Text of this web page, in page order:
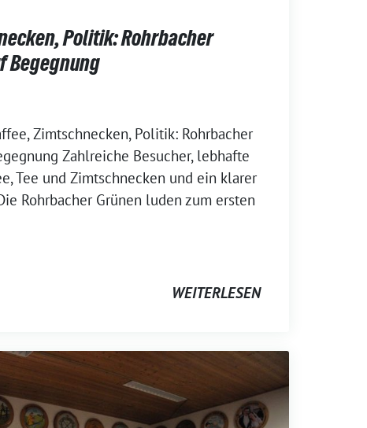
Politik: Rohrbacher
Begegnung
Zimtschnecken, Politik: Rohrbacher
Zahlreiche Besucher, lebhafte
Tee und Zimtschnecken und ein klarer
Rohrbacher Grünen luden zum ersten
WEITERLESEN